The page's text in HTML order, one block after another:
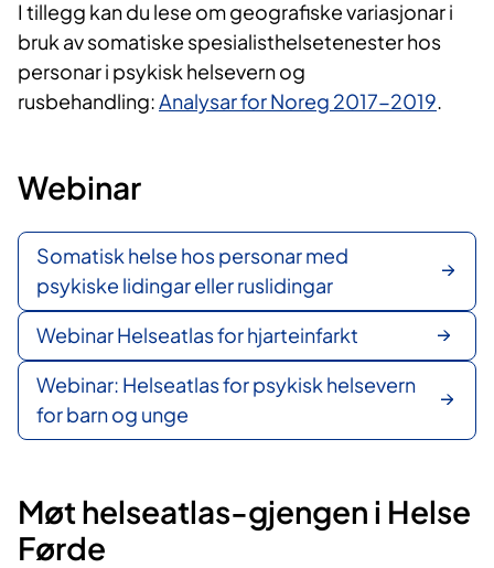
​I tillegg kan du lese om geografiske variasjonar i
bruk av somatiske spesialisthelsetenester hos
personar i psykisk helsevern og
rusbehandling:Analysar for Noreg 2017-2019.
Webinar
Somatisk helse hos personar med
psykiske lidingar eller ruslidingar
Webinar Helseatlas for hjarteinfarkt
Webinar: Helseatlas for psykisk helsevern
for barn og unge
Møt helseatlas-gjengen i Helse
Førde